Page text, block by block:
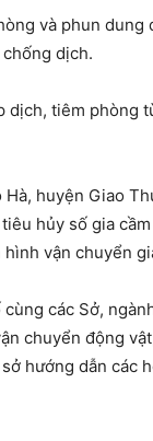
và phun dung
dịch.
tiêm phòng
huyện Giao
hủy số gia
vận chuyển
các Sở,
chuyển động
hướng dẫn các